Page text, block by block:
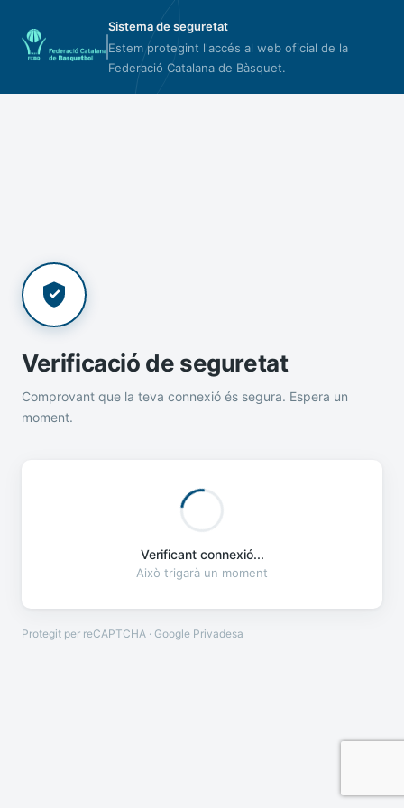
Sistema de seguretat
Estem protegint l'accés al web oficial de la
Federació Catalana de Bàsquet.
Verificació de seguretat
Comprovant que la teva connexió és segura. Espera un
moment.
Verificant connexió...
Això trigarà un moment
Protegit per reCAPTCHA · Google Privadesa